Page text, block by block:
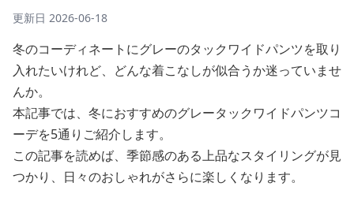
更新日 2026-06-18
冬のコーディネートにグレーのタックワイドパンツを取り
入れたいけれど、どんな着こなしが似合うか迷っていませ
んか。
本記事では、冬におすすめのグレータックワイドパンツコ
ーデを5通りご紹介します。
この記事を読めば、季節感のある上品なスタイリングが見
つかり、日々のおしゃれがさらに楽しくなります。